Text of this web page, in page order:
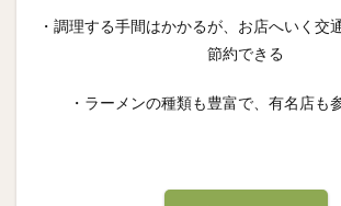
・調理する手間はかかるが、お店へいく交
節約できる
・ラーメンの種類も豊富で、有名店も